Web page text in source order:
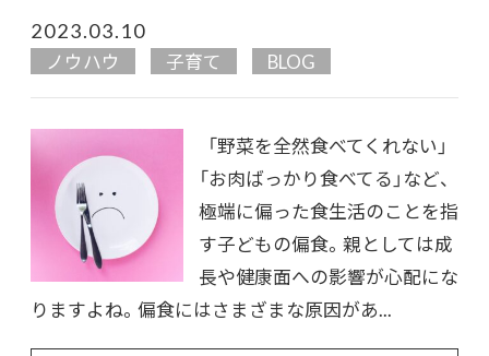
2023.03.10
ノウハウ 子育て BLOG
「野菜を全然食べてくれない」
「お肉ばっかり食べてる」など、
極端に偏った食生活のことを指
す子どもの偏食。親としては成
長や健康面への影響が心配にな
りますよね。偏食にはさまざまな原因があ...